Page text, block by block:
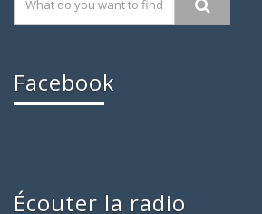
Facebook
Écouter la radio